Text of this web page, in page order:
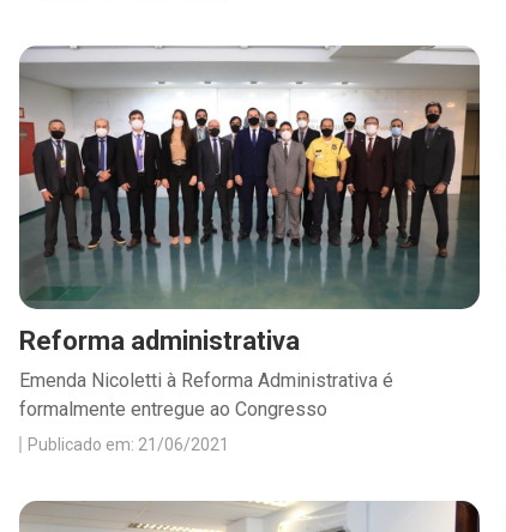
Reforma administrativa
Emenda Nicoletti à Reforma Administrativa é
formalmente entregue ao Congresso
Publicado em: 21/06/2021